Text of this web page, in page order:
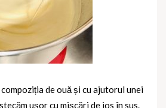
de ouă și cu ajutorul unei
ușor cu mișcări de jos în sus.